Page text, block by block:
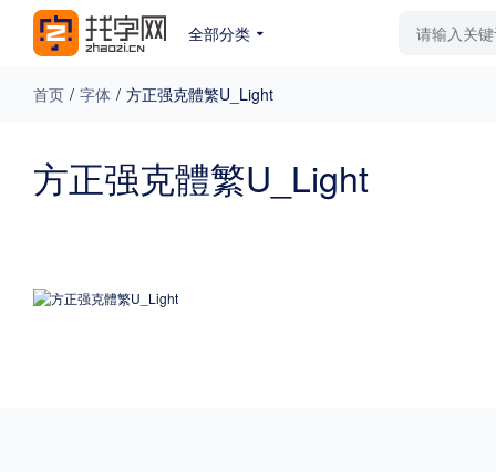
全部分类
免费下载 收费下载 更多
首页 / 字体 / 方正强克體繁U_Light
方正强克體繁U_Light